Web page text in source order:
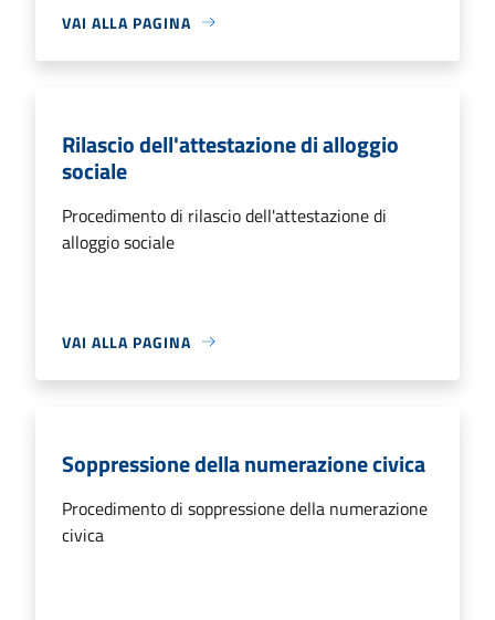
VAI ALLA PAGINA
Rilascio dell'attestazione di alloggio
sociale
Procedimento di rilascio dell'attestazione di
alloggio sociale
VAI ALLA PAGINA
Soppressione della numerazione civica
Procedimento di soppressione della numerazione
civica